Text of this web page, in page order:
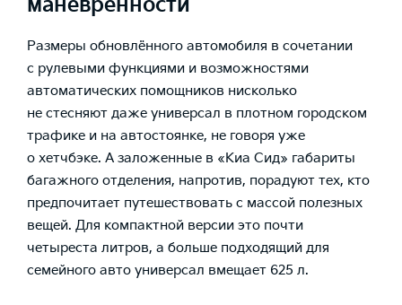
манёвренности
Размеры обновлённого автомобиля в сочетании
с рулевыми функциями и возможностями
автоматических помощников нисколько
не стесняют даже универсал в плотном городском
трафике и на автостоянке, не говоря уже
о хетчбэке. А заложенные в «Киа Сид» габариты
багажного отделения, напротив, порадуют тех, кто
предпочитает путешествовать с массой полезных
вещей. Для компактной версии это почти
четыреста литров, а больше подходящий для
семейного авто универсал вмещает 625 л.